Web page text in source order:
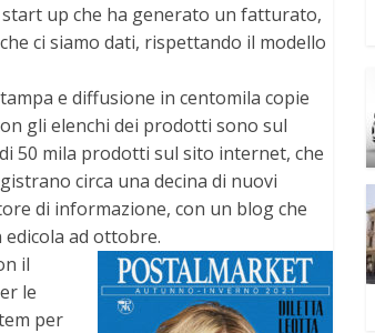
up che ha generato un fatturato,
ci siamo dati, rispettando il modello
e diffusione in centomila copie
gli elenchi dei prodotti sono sul
50 mila prodotti sul sito internet, che
circa una decina di nuovi
di informazione, con un blog che
ad ottobre.
il
le
per